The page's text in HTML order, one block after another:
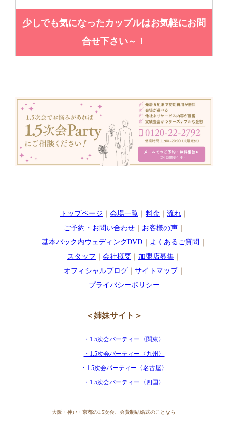
少しでも気になったカップルはお気軽にお問
合せ下さい～！
トップページ ｜ 会場一覧｜ 料金 ｜ 流れ｜
ご予約・お問い合わせ｜ お客様の声｜
基本パック内ウェディングDVD｜ よくあるご質問 ｜
スタッフ ｜ 会社概要｜ 加盟店募集｜
オフィシャルブログ｜ サイトマップ｜
プライバシーポリシー
＜姉妹サイト＞
・1.5次会パーティー〈関東〉
・1.5次会パーティー〈九州〉
・1.5次会パーティー〈名古屋〉
・1.5次会パーティー〈四国〉
大阪・神戸・京都の1.5次会、会費制結婚式のことなら